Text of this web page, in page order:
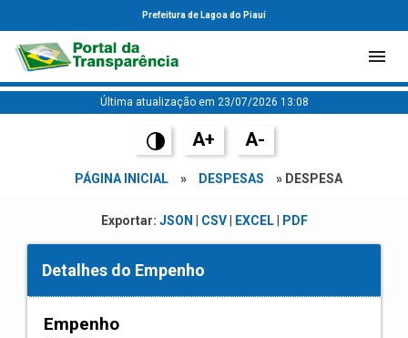
Prefeitura de Lagoa do Piauí
Última atualização em 23/07/2026 13:08
A+ A-
PÁGINA INICIAL » DESPESAS » DESPESA
Exportar: JSON CSV| EXCEL| PDF
Detalhes do Empenho
Empenho